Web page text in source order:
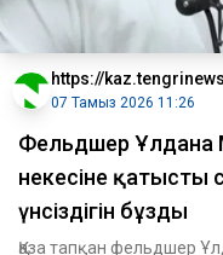
https://
07 Тамыз 2026 11:26
Фельдшер Ұлдана
некесіне қатысты
үнсіздігін бұзды
Қаза тапқан фельдшер